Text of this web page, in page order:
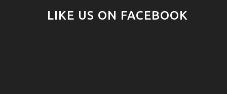
LIKE US ON FACEBOOK